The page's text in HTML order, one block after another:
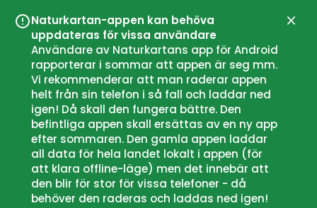
Naturkartan-appen kan behöva
uppdateras för vissa användare
Användare av Naturkartans app för Android
rapporterar i sommar att appen är seg mm.
Vi rekommenderar att man raderar appen
helt från sin telefon i så fall och laddar ned
igen! Då skall den fungera bättre. Den
befintliga appen skall ersättas av en ny app
efter sommaren. Den gamla appen laddar
all data för hela landet lokalt i appen (för
att klara offline-läge) men det innebär att
den blir för stor för vissa telefoner - då
behöver den raderas och laddas ned igen!